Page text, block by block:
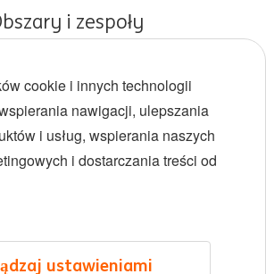
i zespoły
i inkluzywność
Lokalizacje
LinkedIn YouTube
cookie i innych technologii
nawigacji, ulepszania
i usług, wspierania naszych
i dostarczania treści od
ustawieniami